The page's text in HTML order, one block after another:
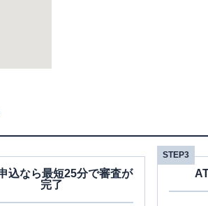
込なら最短25分で審査が
完了
STEP3